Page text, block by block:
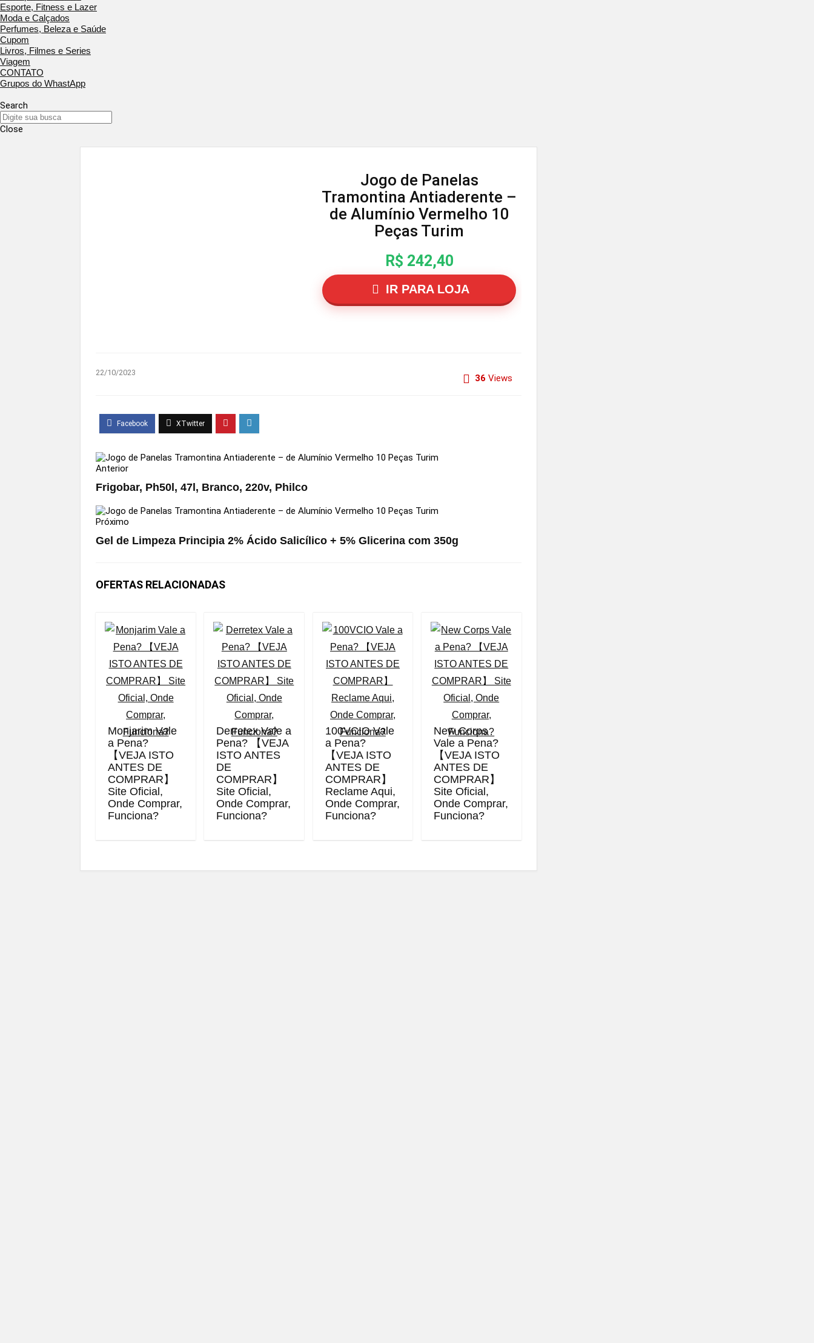
Esporte, Fitness e Lazer
Moda e Calçados
Perfumes, Beleza e Saúde
Cupom
Livros, Filmes e Series
Viagem
CONTATO
Grupos do WhastApp
Search
Close
Jogo de Panelas
Tramontina Antiaderente –
de Alumínio Vermelho 10
Peças Turim
R$ 242,40
IR PARA LOJA
22/10/2023
36 Views
Anterior
Frigobar, Ph50l, 47l, Branco, 220v, Philco
Próximo
Gel de Limpeza Principia 2% Ácido Salicílico + 5% Glicerina com 350g
OFERTAS RELACIONADAS
Monjarim Vale
a Pena?
【VEJA ISTO
ANTES DE
COMPRAR】
Site Oficial,
Onde Comprar,
Funciona?
Derretex Vale a
Pena? 【VEJA
ISTO ANTES
DE
COMPRAR】
Site Oficial,
Onde Comprar,
Funciona?
100VCIO Vale
a Pena?
【VEJA ISTO
ANTES DE
COMPRAR】
Reclame Aqui,
Onde Comprar,
Funciona?
New Corps
Vale a Pena?
【VEJA ISTO
ANTES DE
COMPRAR】
Site Oficial,
Onde Comprar,
Funciona?